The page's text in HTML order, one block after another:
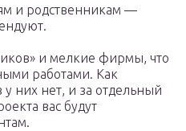
и родственникам —
и мелкие фирмы, что
работами. Как
них нет, и за отдельный
вас будут